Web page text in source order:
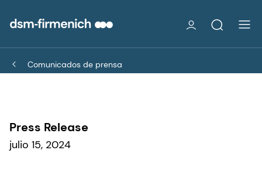
Comunicados de prensa
Press Release
julio 15, 2024